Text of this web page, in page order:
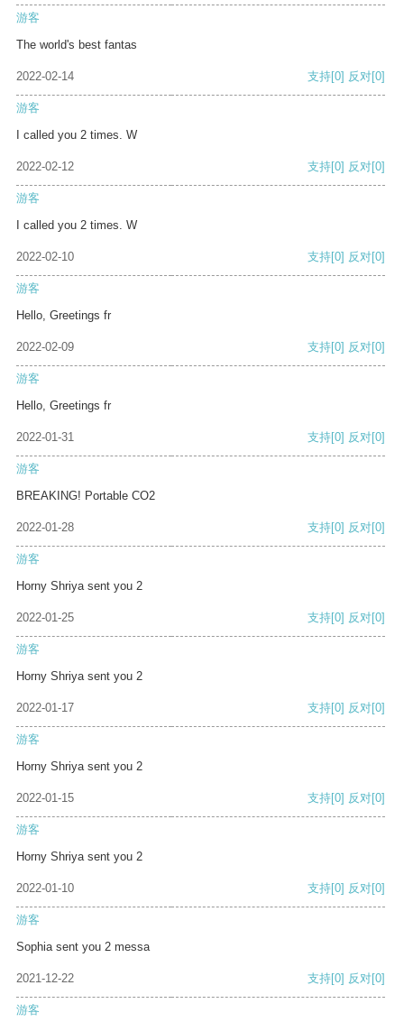
游客
The world's best fantas
2022-02-14 支持[0] 反对[0]
游客
I called you 2 times. W
2022-02-12 支持[0] 反对[0]
游客
I called you 2 times. W
2022-02-10 支持[0] 反对[0]
游客
Hello, Greetings fr
2022-02-09 支持[0] 反对[0]
游客
Hello, Greetings fr
2022-01-31 支持[0] 反对[0]
游客
BREAKING! Portable CO2
2022-01-28 支持[0] 反对[0]
游客
Horny Shriya sent you 2
2022-01-25 支持[0] 反对[0]
游客
Horny Shriya sent you 2
2022-01-17 支持[0] 反对[0]
游客
Horny Shriya sent you 2
2022-01-15 支持[0] 反对[0]
游客
Horny Shriya sent you 2
2022-01-10 支持[0] 反对[0]
游客
Sophia sent you 2 messa
2021-12-22 支持[0] 反对[0]
游客